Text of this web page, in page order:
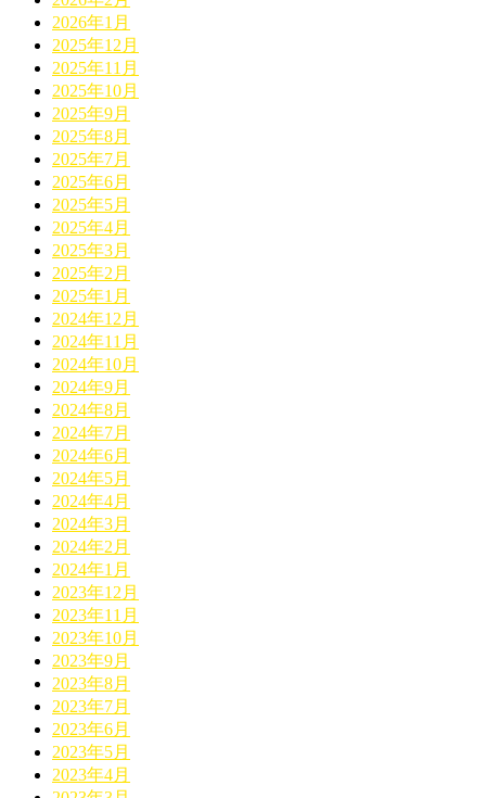
2026年1月
2025年12月
2025年11月
2025年10月
2025年9月
2025年8月
2025年7月
2025年6月
2025年5月
2025年4月
2025年3月
2025年2月
2025年1月
2024年12月
2024年11月
2024年10月
2024年9月
2024年8月
2024年7月
2024年6月
2024年5月
2024年4月
2024年3月
2024年2月
2024年1月
2023年12月
2023年11月
2023年10月
2023年9月
2023年8月
2023年7月
2023年6月
2023年5月
2023年4月